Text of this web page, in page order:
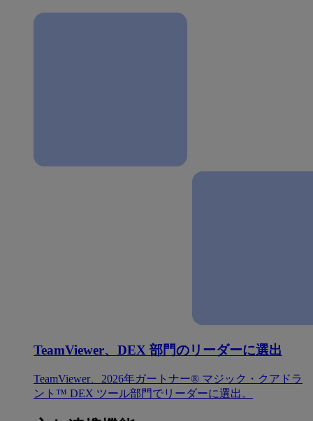
TeamViewer、DEX 部門のリーダーに選出
TeamViewer、2026年ガートナー® マジック・クアドラ
ント™ DEX ツール部門でリーダーに選出。